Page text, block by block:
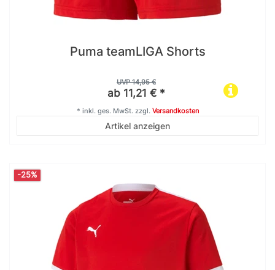
Puma teamLIGA Shorts
UVP 14,95 €
ab 11,21 € *
Artikel anzeigen
* inkl. ges. MwSt.zzgl. Versandkosten
-25%